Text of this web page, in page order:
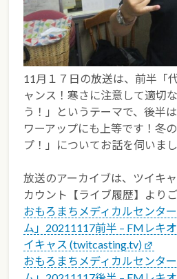
11月１７日の放送は、前半「
ャンス！寒さに注意して適切
う！」というテーマで、後半
ワーアップにも上等です！冬
プ！」についてお話を伺いま
放送のアーカイブは、ツイキ
カウント【ライブ履歴】より
おもろまちメディカルセンタ
ム」20211117前半 – FMレキ
イキャス (twitcasting.tv)
おもろまちメディカルセンタ